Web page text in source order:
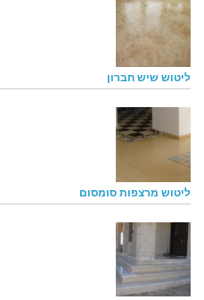
ליטוש שיש חברון
ליטוש מרצפות סומסום